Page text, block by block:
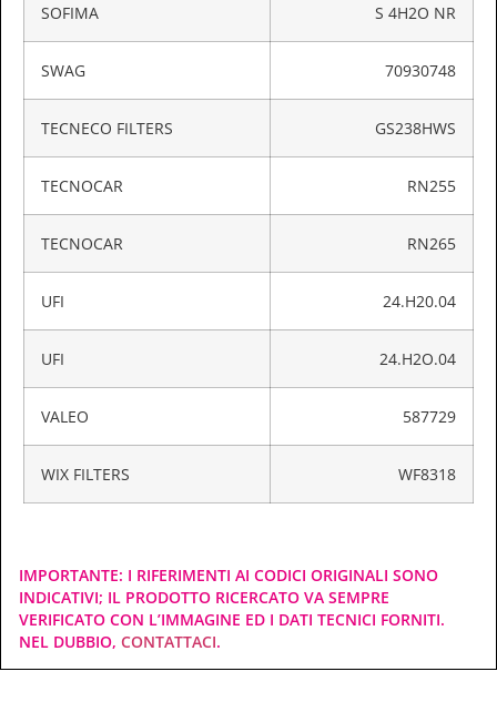
SOFIMA S 4H2O NR
SWAG 70930748
TECNECO FILTERS GS238HWS
TECNOCAR RN255
TECNOCAR RN265
UFI 24.H20.04
UFI 24.H2O.04
VALEO 587729
WIX FILTERS WF8318
IMPORTANTE: I RIFERIMENTI AI CODICI ORIGINALI SONO
INDICATIVI; IL PRODOTTO RICERCATO VA SEMPRE
VERIFICATO CON L’IMMAGINE ED I DATI TECNICI FORNITI.
NEL DUBBIO, CONTATTACI.